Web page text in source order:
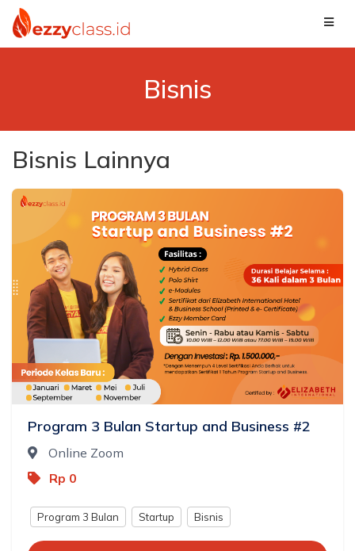
Bisnis
Bisnis Lainnya
Program 3 Bulan Startup and Business #2
Online Zoom
Rp 0
Program 3 Bulan Startup Bisnis